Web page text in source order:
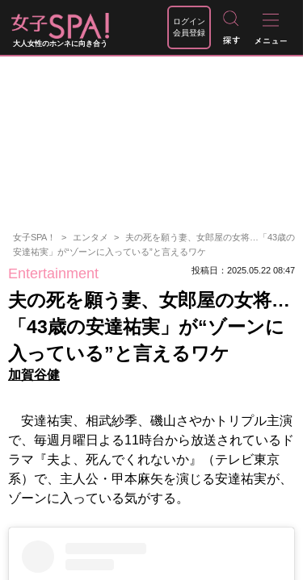
大人女性のホンネに向き合う
ログイン
会員登録
女子SPA！ エンタメ
夫の死を願う妻、女郎屋の女将…「43歳の
安達祐実」が“ゾーンに入っている”と言えるワケ
Entertainment 投稿日：2025.05.22 08:47
夫の死を願う妻、女郎屋の女将…
「43歳の安達祐実」が“ゾーンに
入っている”と言えるワケ
加賀谷健
安達祐実、相武紗季、磯山さやかトリプル主演
で、毎週月曜日よる11時台から放送されているド
ラマ『夫よ、死んでくれないか』（テレビ東京
系）で、主人公・甲本麻矢を演じる安達祐実が、
ゾーンに入っている気がする。